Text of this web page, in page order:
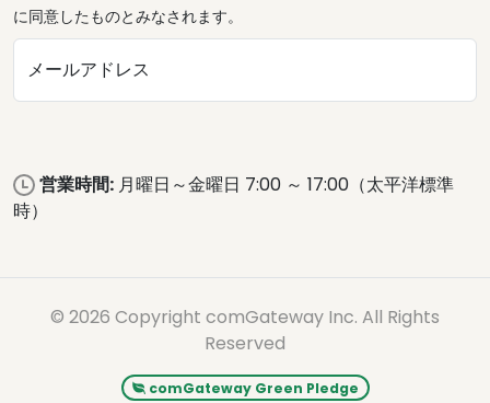
に同意したものとみなされます。
メールアドレス
営業時間: 月曜日～金曜日 7:00 ～ 17:00（太平洋標準
時）
© 2026 Copyright comGateway Inc. All Rights
Reserved
comGateway Green Pledge